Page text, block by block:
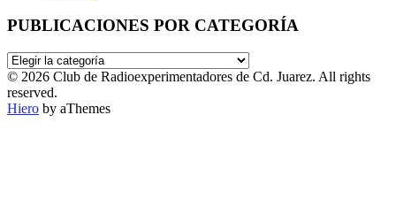
PUBLICACIONES POR CATEGORÍA
PUBLICACIONES
POR
CATEGORÍA
© 2026 Club de Radioexperimentadores de Cd. Juarez. All rights
reserved.
Hiero by aThemes